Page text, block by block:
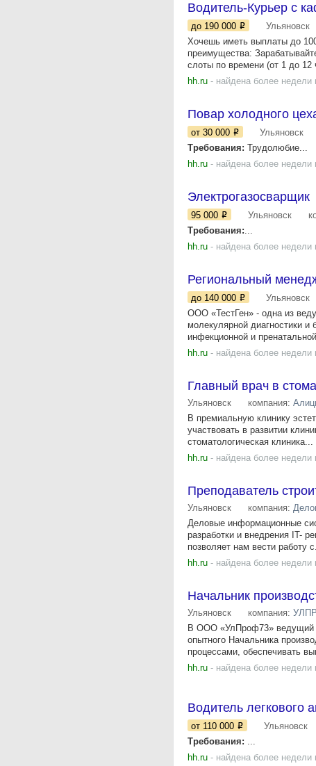
Водитель-Курьер с
до 190 000 Ульяновск
Хочешь иметь выплаты до
преимущества:
слоты по времени (от 1 до 12
hh.ru - найдена более недели
Повар холодного
от 30 000 Ульяновск
Требования: Трудолюбие...
hh.ru - найдена более недели
Электрогазосварщик
95 000 Ульяновск
Требования:...
hh.ru - найдена более недели
Региональный
до 140 000 Ульяновск
ООО «ТестГен» - одна из
молекулярной диагностики
инфекционной и
hh.ru - найдена более недели
Главный врач в
Ульяновск компания:
В премиальную клинику
участвовать в развитии
стоматологическая клиника...
hh.ru - найдена более недели
Преподаватель
Ульяновск компания:
Деловые информационные
разработки и внедрения IT-
позволяет нам вести работу
hh.ru - найдена более недели
Начальник
Ульяновск компания:
В ООО «УлПроф73» ведущий
опытного Начальника
процессами, обеспечивать
hh.ru - найдена более недели
Водитель легкового
от 110 000 Ульяновск
Требования: ...
hh.ru - найдена более недели